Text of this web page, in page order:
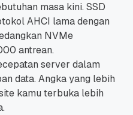
masa kini. SSD
AHCI lama dengan
NVMe
antrean.
server dalam
data. Angka yang lebih
kamu terbuka lebih